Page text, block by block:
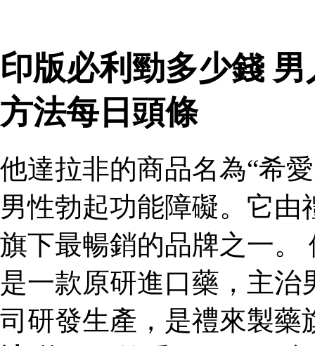
印版必利勁多少錢
方法每日頭條
他達拉非的商品名為“希
男性勃起功能障礙。它
旗下最暢銷的品牌之一。
是一款原研進口藥，主
司研發生產，是禮來製藥